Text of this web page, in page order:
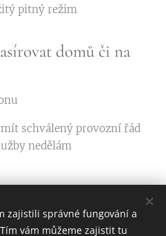
pitný režim
domů či na
schválený provozní řád
nedělám
Songare
zajistili správné fungování a
vám můžeme zajistit tu